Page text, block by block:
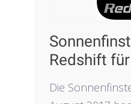
Redshift
Die